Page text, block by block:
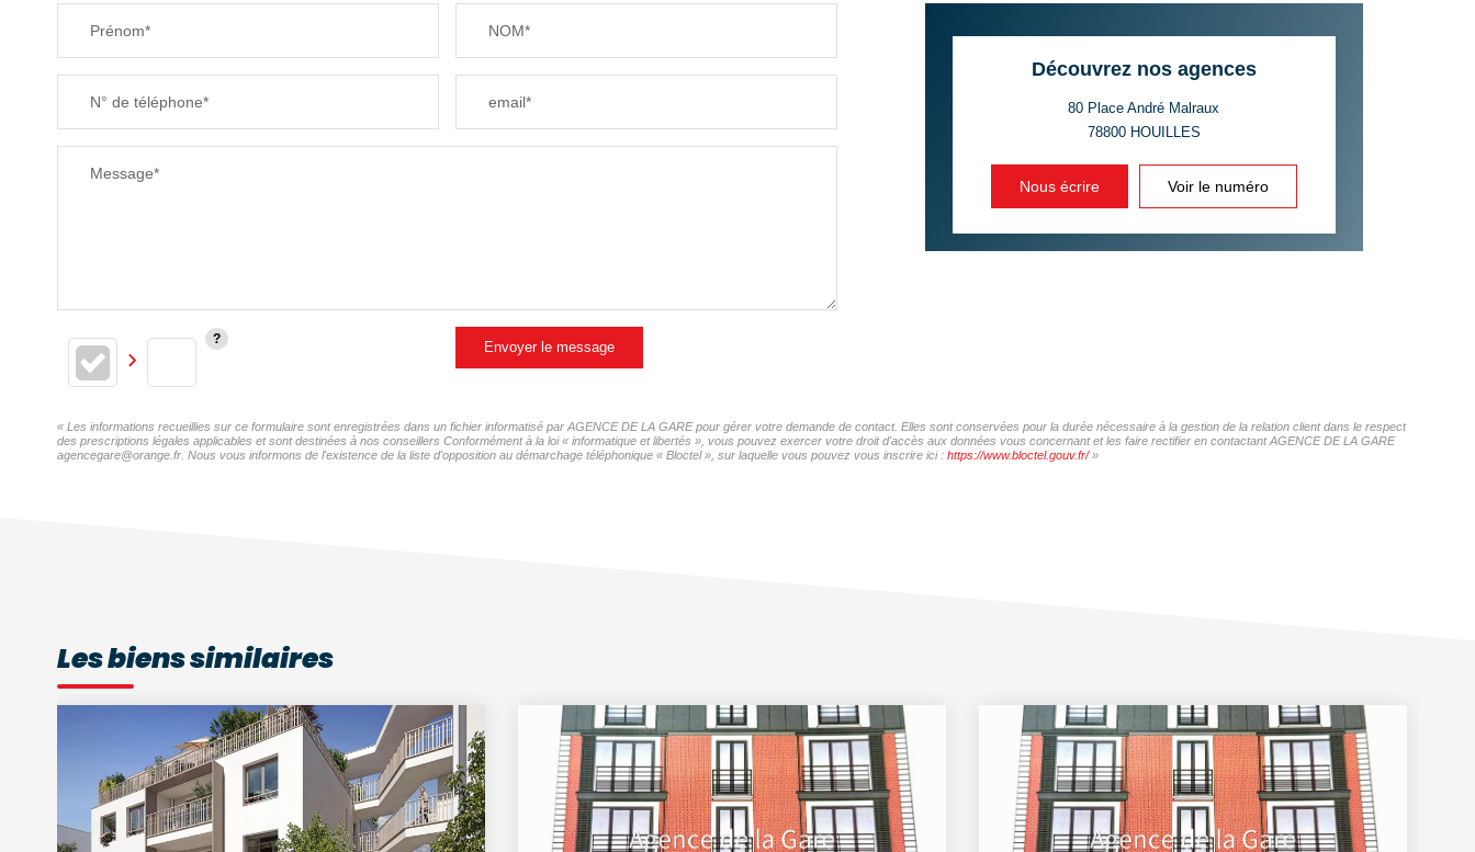
RESTAURANTS ET CAFÉS COMMERCES
Prénom* NOM*
N° de téléphone* email*
Message*
Envoyer le message
Découvrez nos agences
80 Place André Malraux
78800 HOUILLES
Nous écrire Voir le numéro
« Les informations recueillies sur ce formulaire sont enregistrées dans un fichier informatisé par AGENCE DE LA GARE pour gérer votre demande de contact. Elles sont conservées pour la durée nécessaire à la gestion de la relation client dans le respect
des prescriptions légales applicables et sont destinées à nos conseillers Conformément à la loi « informatique et libertés », vous pouvez exercer votre droit d'accès aux données vous concernant et les faire rectifier en contactant AGENCE DE LA GARE
agencegare@orange.fr. Nous vous informons de l'existence de la liste d'opposition au démarchage téléphonique « Bloctel », sur laquelle vous pouvez vous inscrire ici : https://www.bloctel.gouv.fr/»
Les biens similaires